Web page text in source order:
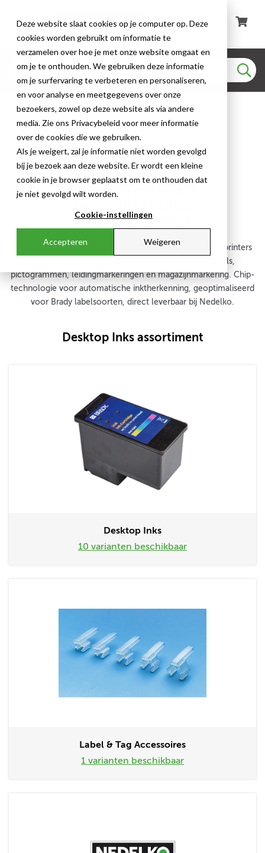
Deze website slaat cookies op je computer op. Deze
cookies worden gebruikt om informatie te
verzamelen over hoe je met onze website omgaat en
om je te onthouden. We gebruiken deze informatie
om je surfervaring te verbeteren en personaliseren,
en voor analyse en meetgegevens over onze
bezoekers, zowel op deze website als via andere
media. Zie ons Privacybeleid voor meer informatie
over de cookies die we gebruiken.
Als je weigert, zal je informatie niet worden gevolgd
bij je bezoek aan deze website. Er wordt een kleine
cookie in je browser geplaatst om te onthouden dat
je niet gevolgd wilt worden.
Cookie-instellingen
Accepteren Weigeren
Labels & Tags
DESKTOPINKTEN VOOR
BETROUWBARE EN
LABELAFDRUKKEN
Desktop inks zijn de inkten voor Brady's BBP-serie kleurprinters
voor het produceren van full-colour veiligheidslabels,
pictogrammen, leidingmarkeringen en magazijnmarkering. Chip-
technologie voor automatische inktherkenning, geoptimaliseerd
voor Brady labelsoorten, direct leverbaar bij Nedelko.
Desktop Inks assortiment
Desktop Inks
10 varianten beschikbaar
Label & Tag Accessoires
1 varianten beschikbaar